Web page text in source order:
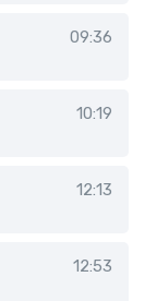
09:36
10:19
12:13
12:53